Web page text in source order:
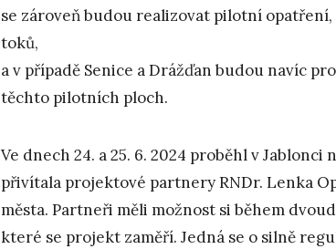
se zároveň budou realizovat pilotní
toků,
a v případě Senice a Drážďan budou navíc
těchto pilotních ploch.
Ve dnech 24. a 25. 6. 2024 proběhl v
přivítala projektové partnery RNDr. Lenka
města. Partneři měli možnost si během
které se projekt zaměří. Jedná se o silně